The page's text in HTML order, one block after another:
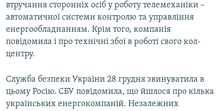
втручання сторонніх осіб у роботу телемеханіки –
автоматичної системи контролю та управління
енергообладнанням. Крім того, компанія
повідомила і про технічні збої в роботі свого кол-
центру.
Служба безпеки України 28 грудня звинуватила в
цьому Росію. СБУ повідомила, що йшлося про кілька
українських енергокомпаній. Незалежних